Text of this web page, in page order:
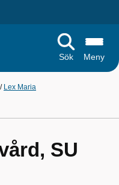
Sök
Meny
/ Lex Maria
SU